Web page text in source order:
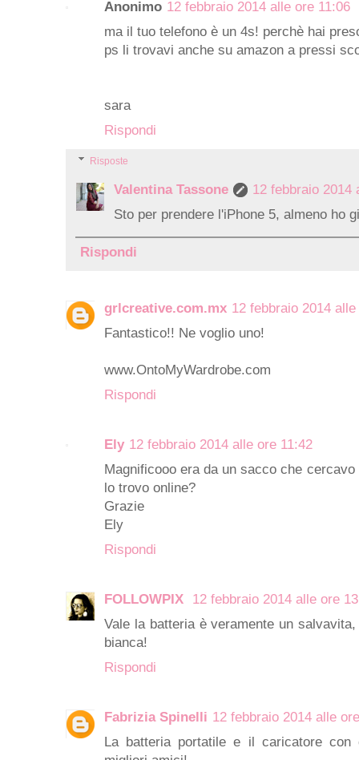
Anonimo 12 febbraio 2014 alle ore 11:06
ma il tuo telefono è un 4s! perchè hai
ps li trovavi anche su amazon a pressi
sara
Rispondi
Risposte
Valentina Tassone
12 febbraio 2014
Sto per prendere l'iPhone 5, almeno ho
Rispondi
grlcreative.com.mx 12 febbraio 2014
Fantastico!! Ne voglio uno!
www.OntoMyWardrobe.com
Rispondi
Ely 12 febbraio 2014 alle ore 11:42
Magnificooo era da un sacco che
lo trovo online?
Grazie
Ely
Rispondi
FOLLOWPIX
12 febbraio 2014 alle ore
Vale la batteria è veramente un
bianca!
Rispondi
Fabrizia Spinelli 12 febbraio 2014 alle
La batteria portatile e il caricatore